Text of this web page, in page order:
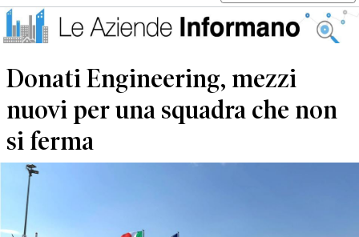
Donati Engineering, mezzi
nuovi per una squadra che non
si ferma